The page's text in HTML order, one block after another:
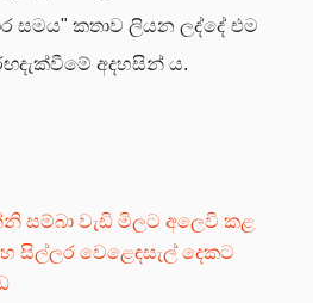
සමය" කතාව ලියන ලද්දේ එම
අදහසින් ය.
සම්බා වැඩි මිලට අලෙවි කළ
සිල්ලර වෙළෙඳසැල් දෙකට